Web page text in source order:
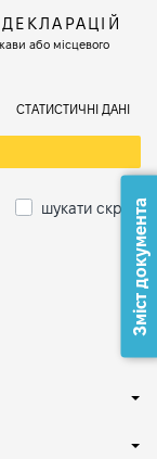
або місцевого
СТАТИСТИЧНІ ДАНІ
шукати скрізьЗміст документа